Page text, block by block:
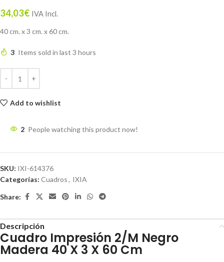
34,03€ IVA Incl.
40 cm. x 3 cm. x 60 cm.
3 Items sold in last 3 hours
Add to wishlist
2 People watching this product now!
SKU: IXI-614376
Categorías: Cuadros, IXIA
Share:
Descripción
Cuadro Impresión 2/M Negro
Madera 40 X 3 X 60 Cm